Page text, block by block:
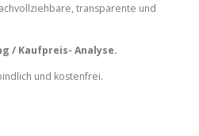
transparente und
/ Kaufpreis- Analyse.
und kostenfrei.